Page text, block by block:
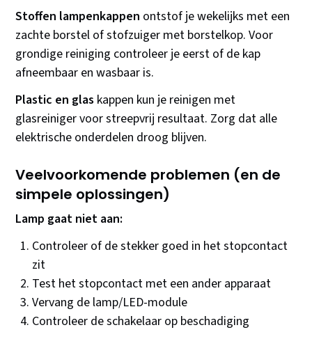
Stoffen lampenkappen ontstof je wekelijks met een
zachte borstel of stofzuiger met borstelkop. Voor
grondige reiniging controleer je eerst of de kap
afneembaar en wasbaar is.
Plastic en glas kappen kun je reinigen met
glasreiniger voor streepvrij resultaat. Zorg dat alle
elektrische onderdelen droog blijven.
Veelvoorkomende problemen (en de
simpele oplossingen)
Lamp gaat niet aan:
Controleer of de stekker goed in het stopcontact
zit
Test het stopcontact met een ander apparaat
Vervang de lamp/LED-module
Controleer de schakelaar op beschadiging